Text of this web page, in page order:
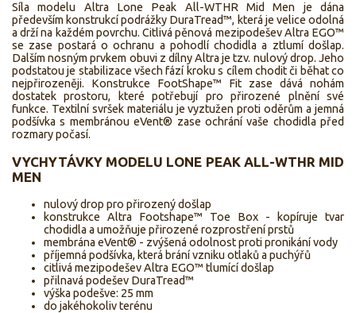
Síla modelu Altra Lone Peak All-WTHR Mid Men je dána
především konstrukcí podrážky DuraTread™, která je velice odolná
a drží na každém povrchu. Citlivá pěnová mezipodešev Altra EGO™
se zase postará o ochranu a pohodlí chodidla a ztlumí došlap.
Dalším nosným prvkem obuvi z dílny Altra je tzv. nulový drop. Jeho
podstatou je stabilizace všech fází kroku s cílem chodit či běhat co
nejpřirozeněji. Konstrukce FootShape™ Fit zase dává nohám
dostatek prostoru, které potřebují pro přirozené plnění své
funkce. Textilní svršek materiálu je vyztužen proti oděrům a jemná
podšívka s membránou eVent® zase ochrání vaše chodidla před
rozmary počasí.
VYCHYTÁVKY MODELU LONE PEAK ALL-WTHR MID
MEN
nulový drop pro přirozený došlap
konstrukce Altra Footshape™ Toe Box - kopíruje tvar
chodidla a umožňuje přirozené rozprostření prstů
membrána eVent® - zvýšená odolnost proti pronikání vody
příjemná podšívka, která brání vzniku otlaků a puchýřů
citlivá mezipodešev Altra EGO™ tlumící došlap
přilnavá podešev DuraTread™
výška podešve: 25 mm
do jakéhokoliv terénu